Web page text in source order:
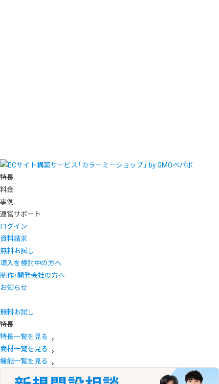
特長
料金
事例
運営サポート
ログイン
資料請求
無料お試し
導入を検討中の方へ
制作・開発会社の方へ
お知らせ
無料お試し
特長
特長一覧を見る
商材一覧を見る
機能一覧を見る